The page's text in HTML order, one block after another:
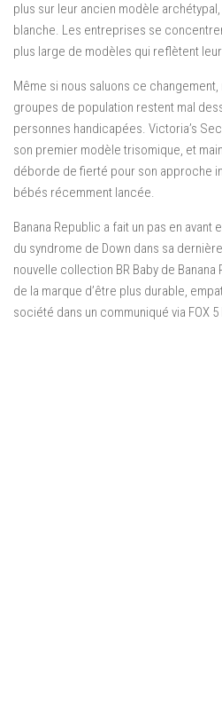
plus sur leur ancien modèle
blanche. Les entreprises se
plus large de modèles qui reflètent
Même si nous saluons ce
groupes de population restent mal
personnes handicapées. Victoria’s
son premier modèle trisomique, et
déborde de fierté pour son approche
bébés récemment lancée.
Banana Republic a fait un pas en
du syndrome de Down dans sa
nouvelle collection BR Baby de
de la marque d’être plus durable,
société dans un communiqué via FOX 5